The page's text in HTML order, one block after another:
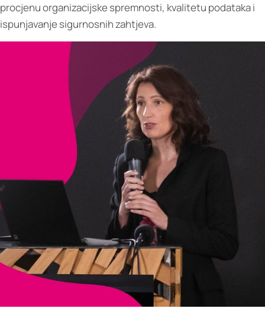
procjenu organizacijske spremnosti, kvalitetu podataka i
ispunjavanje sigurnosnih zahtjeva.